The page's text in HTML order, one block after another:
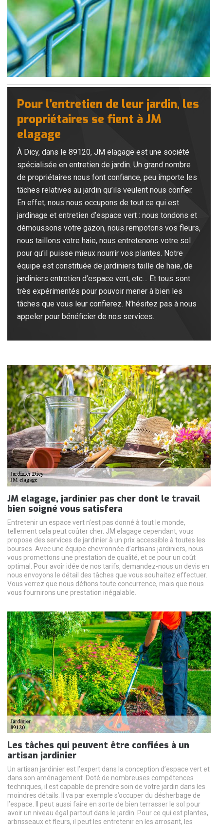
Pour l’entretien de leur jardin, les
propriétaires se fient à JM
elagage
À Dicy, dans le 89120, JM elagage est une société
spécialisée en entretien de jardin. Un grand nombre
de propriétaires nous font confiance, peu importe les
tâches relatives au jardin qu’ils veulent nous confier.
En effet, nous nous occupons de tout ce qui est
jardinage et entretien d’espace vert : nous tondons et
démoussons votre gazon, nous rempotons vos fleurs,
nous taillons votre haie, nous entretenons votre sol
pour qu’il puisse mieux nourrir vos plantes. Notre
équipe est constituée de jardiniers taille de haie, de
jardiniers entretien d’espace vert, etc… Et tous sont
très expérimentés pour pouvoir mener à bien les
tâches que vous leur confierez. N’hésitez pas à nous
appeler pour bénéficier de nos services.
JM elagage, jardinier pas cher dont le travail
bien soigné vous satisfera
Entretenir un espace vert n’est pas donné à tout le monde,
tellement cela peut coûter cher. JM elagage cependant, vous
propose des services de jardinier à un prix accessible à toutes les
bourses. Avec une équipe chevronnée d’artisans jardiniers, nous
vous promettons une prestation de qualité, et ce pour un coût
optimal. Pour avoir idée de nos tarifs, demandez-nous un devis en
nous envoyons le détail des tâches que vous souhaitez effectuer.
Vous verrez que nous défions toute concurrence, mais que nous
vous fournirons une prestation inégalable.
Les tâches qui peuvent être confiées à un
artisan jardinier
Un artisan jardinier est l’expert dans la conception d’espace vert et
dans son aménagement. Doté de nombreuses compétences
techniques, il est capable de prendre soin de votre jardin dans les
moindres détails. Il va par exemple s’occuper du désherbage de
l’espace. Il peut aussi faire en sorte de bien terrasser le sol pour
avoir un niveau égal partout dans le jardin. Pour ce qui est plantes,
arbrisseaux et fleurs, il peut les entretenir en les arrosant, les